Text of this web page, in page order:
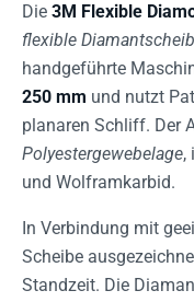
Die 3M Flexible
flexible
handgeführte
250 mm und nutzt
planaren Schliff. Der
Polyestergewebelage,
und Wolframkarbid.
In Verbindung mit
Scheibe
Standzeit. Die